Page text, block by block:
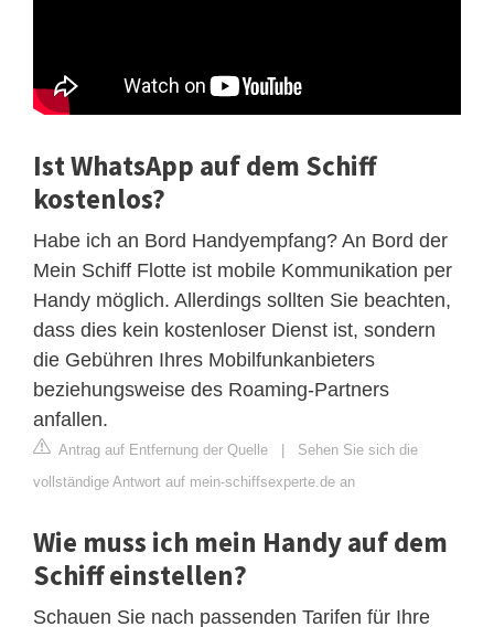
Ist WhatsApp auf dem Schiff
kostenlos?
Habe ich an Bord Handyempfang? An Bord der
Mein Schiff Flotte ist mobile Kommunikation per
Handy möglich. Allerdings sollten Sie beachten,
dass dies kein kostenloser Dienst ist, sondern
die Gebühren Ihres Mobilfunkanbieters
beziehungsweise des Roaming-Partners
anfallen.
Antrag auf Entfernung der Quelle | Sehen Sie sich die
vollständige Antwort auf mein-schiffsexperte.de an
Wie muss ich mein Handy auf dem
Schiff einstellen?
Schauen Sie nach passenden Tarifen für Ihre